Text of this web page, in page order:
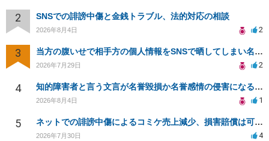
2 SNSでの誹謗中傷と金銭トラブル、法的対応の相談
2026年8月4日 2
3 当方の腹いせで相手方の個人情報をSNSで晒してしまい名誉毀損させてしまったかもしれない
2026年7月29日 2
4 知的障害者と言う文言が名誉毀損か名誉感情の侵害になるか教えてほしい。
2026年8月4日 1
5 ネットでの誹謗中傷によるコミケ売上減少、損害賠償は可能か？
2026年7月30日 4